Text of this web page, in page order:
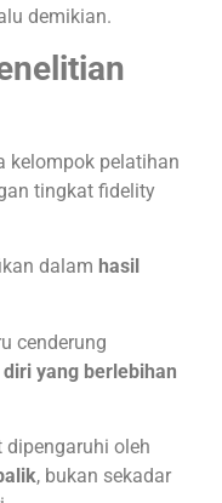
demikian.
kelompok pelatihan
tingkat fidelity
dalam hasil
cenderung
yang berlebihan
oleh
, bukan sekadar